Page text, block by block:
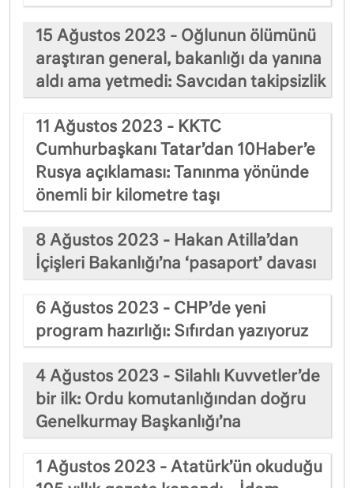
15 Ağustos 2023 - Oğlunun ölümünü
araştıran general, bakanlığı da yanına
aldı ama yetmedi: Savcıdan takipsizlik
11 Ağustos 2023 - KKTC
Cumhurbaşkanı Tatar’dan 10Haber’e
Rusya açıklaması: Tanınma yönünde
önemli bir kilometre taşı
8 Ağustos 2023 - Hakan Atilla’dan
İçişleri Bakanlığı’na ‘pasaport’ davası
6 Ağustos 2023 - CHP’de yeni
program hazırlığı: Sıfırdan yazıyoruz
4 Ağustos 2023 - Silahlı Kuvvetler’de
bir ilk: Ordu komutanlığından doğru
Genelkurmay Başkanlığı’na
1 Ağustos 2023 - Atatürk’ün okuduğu